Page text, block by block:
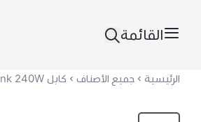
القائمة
الرئيسية جميع الأصناف